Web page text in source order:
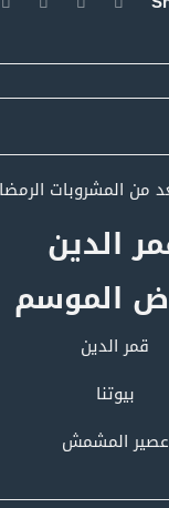
الدين
الموسم
قمر الدين
بيوتنا
عصير المشمش